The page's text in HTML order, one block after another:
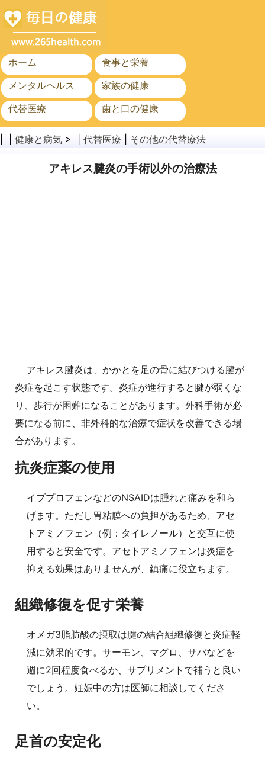
ホーム
食事と栄養
メンタルヘルス
家族の健康
代替医療
歯と口の健康
がん
公衆衛生
健康と病気 > | 代替医療 その他の代替療法
アキレス腱炎の手術以外の治療法
アキレス腱炎は、かかとを足の骨に結びつける腱が
炎症を起こす状態です。炎症が進行すると腱が弱くな
り、歩行が困難になることがあります。外科手術が必
要になる前に、非外科的な治療で症状を改善できる場
合があります。
抗炎症薬の使用
イブプロフェンなどのNSAIDは腫れと痛みを和ら
げます。ただし胃粘膜への負担があるため、アセ
トアミノフェン（例：タイレノール）と交互に使
用すると安全です。アセトアミノフェンは炎症を
抑える効果はありませんが、鎮痛に役立ちます。
組織修復を促す栄養
オメガ3脂肪酸の摂取は腱の結合組織修復と炎症軽
減に効果的です。サーモン、マグロ、サバなどを
週に2回程度食べるか、サプリメントで補うと良い
でしょう。妊娠中の方は医師に相談してくださ
い。
足首の安定化